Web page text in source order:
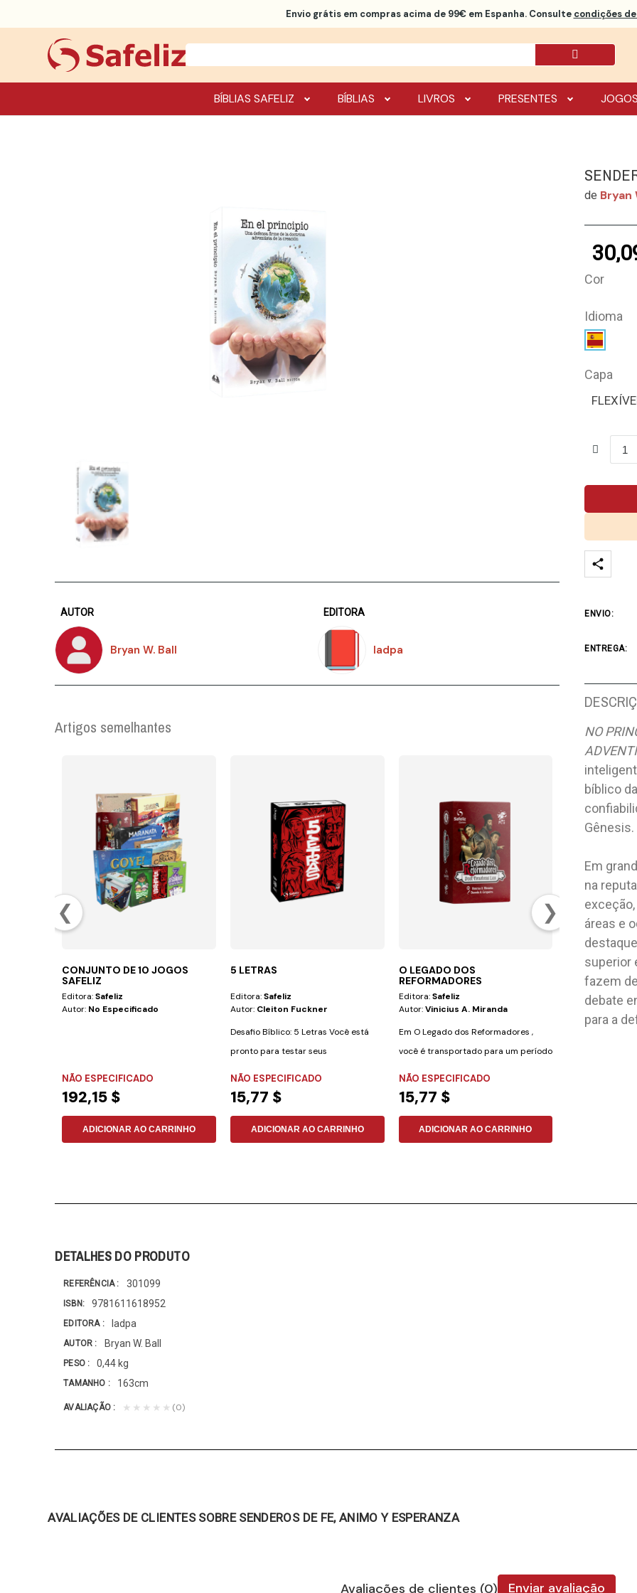
Envio grátisem compras acima de 99€ em Espanha. Consulte condições
BÍBLIAS SAFELIZ BÍBLIAS LIVROS PRESENTES JOGOS
AUTOR
Bryan W. Ball
EDITORA
Iadpa
Artigos semelhantes
❮ ❯
CONJUNTO DE 10 JOGOS
SAFELIZ
Editora:Safeliz
Autor: No Especificado
NÃO ESPECIFICADO
192,15 $
ADICIONAR AO CARRINHO
5 LETRAS
Editora:Safeliz
Autor: Cleiton Fuckner
Desafio Bíblico: 5 Letras Você está
pronto para testar seus
NÃO ESPECIFICADO
15,77 $
ADICIONAR AO CARRINHO
O LEGADO DOS
REFORMADORES
Editora:Safeliz
Autor:Vinicius A. Miranda
Em O Legado dos Reformadores ,
você é transportado para um período
NÃO ESPECIFICADO
15,77 $
ADICIONAR AO CARRINHO
APOSTOLOS
Editora:Safeliz
de Bryan
Cor
Idioma
Capa
ENVIO:
ENTREGA:
NO
bíblico
Gênesis.
Em
na
áreas e
superior
fazem
debate
para a
DETALHES DO PRODUTO
REFERÊNCIA 301099
ISBN 9781611618952
EDITORA Iadpa
AUTOR Bryan W. Ball
PESO 0,44 kg
TAMANHO 163cm
AVALIAÇÃO ★★★★★ (0)
AVALIAÇÕES DE CLIENTES SOBRE SENDEROS DE FE, ANIMO Y ESPERANZA
Avaliações de clientes (0) Enviar avaliação